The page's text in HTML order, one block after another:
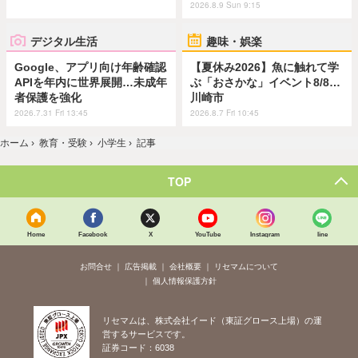
2026.8.9 Sun 9:15
デジタル生活
Google、アプリ向け年齢確認
APIを年内に世界展開…未成年
者保護を強化
2026.7.31 Fri 13:45
趣味・娯楽
【夏休み2026】魚に触れて学
ぶ「おさかな」イベント8/8…
川崎市
2026.8.7 Fri 10:45
ホーム › 教育・受験 › 小学生 › 記事
TOP
Home Facebook X YouTube Instagram line
お問合せ 広告掲載 会社概要
リセマムについて
個人情報保護方針
リセマムは、株式会社イード（東証グロース上場）の運
営するサービスです。
証券コード：6038